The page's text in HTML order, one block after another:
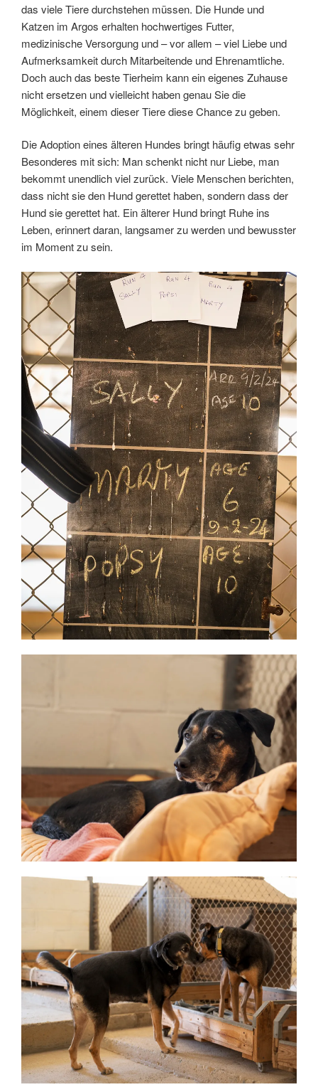
das viele Tiere durchstehen müssen. Die Hunde und
Katzen im Argos erhalten hochwertiges Futter,
medizinische Versorgung und – vor allem – viel Liebe und
Aufmerksamkeit durch Mitarbeitende und Ehrenamtliche.
Doch auch das beste Tierheim kann ein eigenes Zuhause
nicht ersetzen und vielleicht haben genau Sie die
Möglichkeit, einem dieser Tiere diese Chance zu geben.
Die Adoption eines älteren Hundes bringt häufig etwas sehr
Besonderes mit sich: Man schenkt nicht nur Liebe, man
bekommt unendlich viel zurück. Viele Menschen berichten,
dass nicht sie den Hund gerettet haben, sondern dass der
Hund sie gerettet hat. Ein älterer Hund bringt Ruhe ins
Leben, erinnert daran, langsamer zu werden und bewusster
im Moment zu sein.